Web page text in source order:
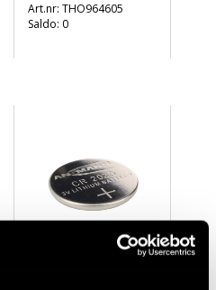
THO964605
Saldo: 0